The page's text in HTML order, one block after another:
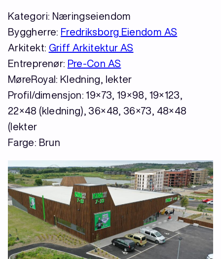
Kategori: Næringseiendom
Byggherre: Fredriksborg Eiendom AS
Arkitekt: Griff Arkitektur AS
Entreprenør: Pre-Con AS
MøreRoyal: Kledning, lekter
Profil/dimensjon: 19×73, 19×98, 19×123,
22×48 (kledning), 36×48, 36×73, 48×48
(lekter
Farge: Brun